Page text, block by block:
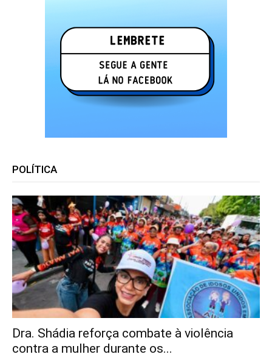
POLÍTICA
Dra. Shádia reforça combate à violência
contra a mulher durante os...